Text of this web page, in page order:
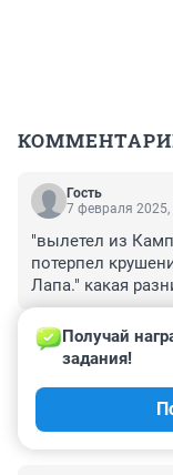
Гость
7 февраля 2025,
"вылетел из
потерпел
Лапа." какая
часов в
Гость
"ломка и залело"
Получай
задания!